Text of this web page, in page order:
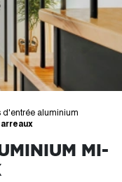
d'entrée aluminium
MI-